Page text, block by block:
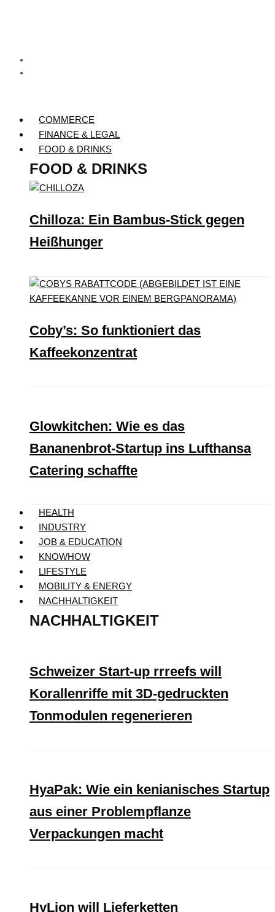
COMMERCE
FINANCE & LEGAL
FOOD & DRINKS
FOOD & DRINKS
Chilloza: Ein Bambus-Stick gegen
Heißhunger
Coby’s: So funktioniert das
Kaffeekonzentrat
Glowkitchen: Wie es das
Bananenbrot-Startup ins Lufthansa
Catering schaffte
HEALTH
INDUSTRY
JOB & EDUCATION
KNOWHOW
LIFESTYLE
MOBILITY & ENERGY
NACHHALTIGKEIT
NACHHALTIGKEIT
Schweizer Start-up rrreefs will
Korallenriffe mit 3D-gedruckten
Tonmodulen regenerieren
HyaPak: Wie ein kenianisches Startup
aus einer Problempflanze
Verpackungen macht
HyLion will Lieferketten